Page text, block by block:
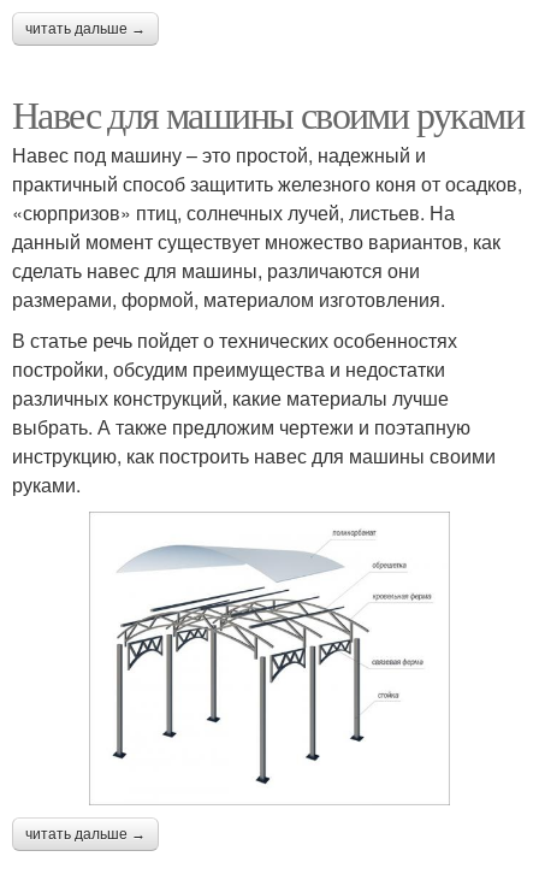
читать дальше →
Навес для машины своими руками
Навес под машину – это простой, надежный и
практичный способ защитить железного коня от осадков,
«сюрпризов» птиц, солнечных лучей, листьев. На
данный момент существует множество вариантов, как
сделать навес для машины, различаются они
размерами, формой, материалом изготовления.
В статье речь пойдет о технических особенностях
постройки, обсудим преимущества и недостатки
различных конструкций, какие материалы лучше
выбрать. А также предложим чертежи и поэтапную
инструкцию, как построить навес для машины своими
руками.
читать дальше →